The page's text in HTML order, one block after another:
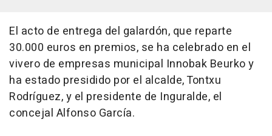
El acto de entrega del galardón, que reparte
30.000 euros en premios, se ha celebrado en el
vivero de empresas municipal Innobak Beurko y
ha estado presidido por el alcalde, Tontxu
Rodríguez, y el presidente de Inguralde, el
concejal Alfonso García.